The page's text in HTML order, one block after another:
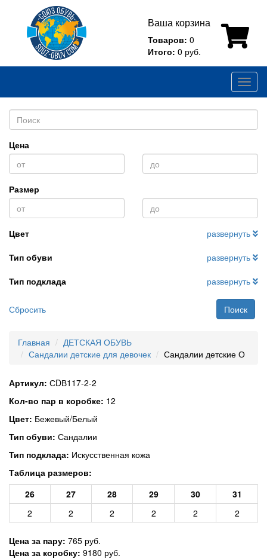
Ваша корзина
Товаров: 0
Итого: 0 руб.
Цена
Размер
Цвет
развернуть
Тип обуви
развернуть
Тип подклада
развернуть
Сбросить Поиск
Главная
ДЕТСКАЯ ОБУВЬ
Сандалии детские для девочек
Сандалии детские О
Артикул: СDВ117-2-2
Кол-во пар в коробке: 12
Цвет: Бежевый/Белый
Тип обуви: Сандалии
Тип подклада: Искусственная кожа
Таблица размеров:
26
27 28 29 30
31
2
2 2 2 2 2
Цена за пару: 765 руб.
Цена за коробку: 9180 руб.